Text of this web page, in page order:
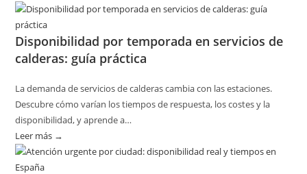
Cómo
revisiones
básicas
hogar
sin
Disponibilidad por temporada en servicios de
calderas: guía práctica
La demanda de servicios de calderas cambia con las estaciones.
Descubre cómo varían los tiempos de respuesta, los costes y la
disponibilidad, y aprende a…
Leer más →
Disponibilidad